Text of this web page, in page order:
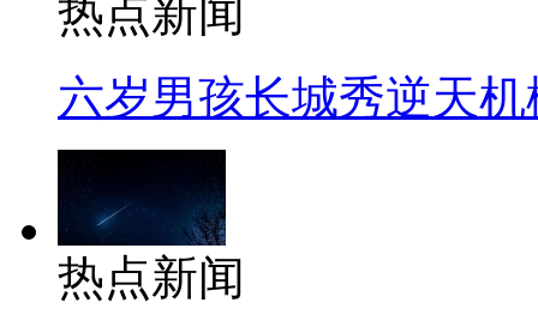
热点新闻
六岁男孩长城秀逆天机
热点新闻